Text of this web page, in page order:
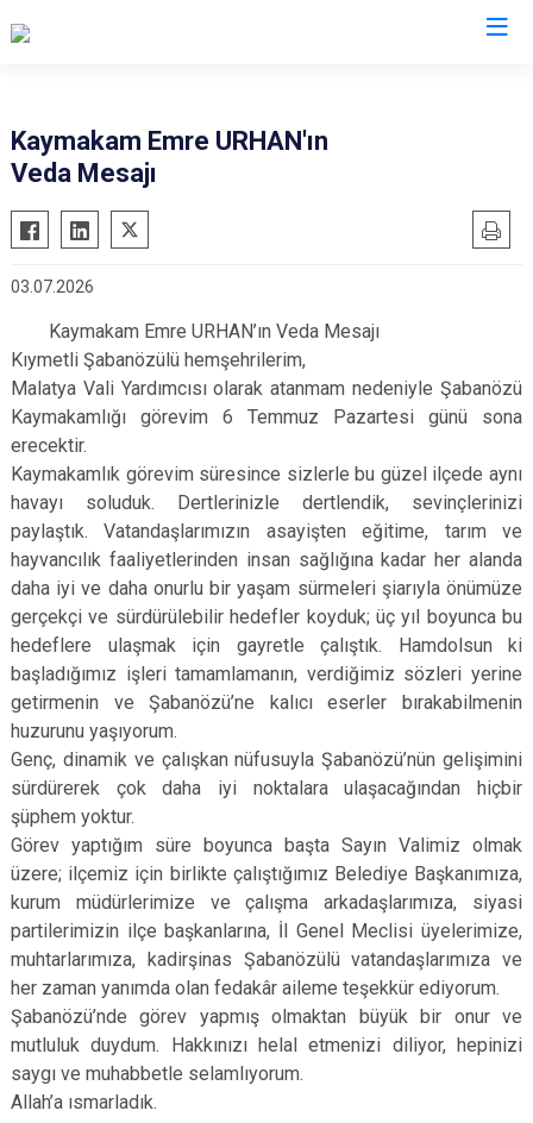
Atkaracalar
Bayramören
Eldivan
Kızılırmak
Yapraklı
Kaymakam Emre URHAN'ın
Veda Mesajı
03.07.2026
Kaymakam Emre URHAN’ın Veda Mesajı
Kıymetli Şabanözülü hemşehrilerim,
Malatya Vali Yardımcısı olarak atanmam nedeniyle Şabanözü
Kaymakamlığı görevim 6 Temmuz Pazartesi günü sona
erecektir.
Kaymakamlık görevim süresince sizlerle bu güzel ilçede aynı
havayı soluduk. Dertlerinizle dertlendik, sevinçlerinizi
paylaştık. Vatandaşlarımızın asayişten eğitime, tarım ve
hayvancılık faaliyetlerinden insan sağlığına kadar her alanda
daha iyi ve daha onurlu bir yaşam sürmeleri şiarıyla önümüze
gerçekçi ve sürdürülebilir hedefler koyduk; üç yıl boyunca bu
hedeflere ulaşmak için gayretle çalıştık. Hamdolsun ki
başladığımız işleri tamamlamanın, verdiğimiz sözleri yerine
getirmenin ve Şabanözü’ne kalıcı eserler bırakabilmenin
huzurunu yaşıyorum.
Genç, dinamik ve çalışkan nüfusuyla Şabanözü’nün gelişimini
sürdürerek çok daha iyi noktalara ulaşacağından hiçbir
şüphem yoktur.
Görev yaptığım süre boyunca başta Sayın Valimiz olmak
üzere; ilçemiz için birlikte çalıştığımız Belediye Başkanımıza,
kurum müdürlerimize ve çalışma arkadaşlarımıza, siyasi
partilerimizin ilçe başkanlarına, İl Genel Meclisi üyelerimize,
muhtarlarımıza, kadirşinas Şabanözülü vatandaşlarımıza ve
her zaman yanımda olan fedakâr aileme teşekkür ediyorum.
Şabanözü’nde görev yapmış olmaktan büyük bir onur ve
mutluluk duydum. Hakkınızı helal etmenizi diliyor, hepinizi
saygı ve muhabbetle selamlıyorum.
Allah’a ısmarladık.